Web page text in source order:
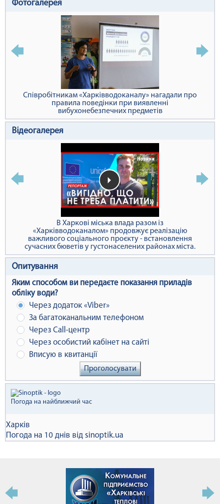
Фотогалерея
Співробітникам «Харківводоканалу» нагадали про
правила поведінки при виявленні
вибухонебезпечних предметів
Відеогалерея
В Харкові міська влада разом із
«Харківводоканалом» продовжує реалізацію
важливого соціального проєкту - встановлення
сучасних бюветів у густонаселених районах міста.
Опитування
Яким способом ви передаєте показання приладів
обліку води?
Через додаток «Viber»
За багатоканальним телефоном
Через Сall-центр
Через особистий кабінет на сайті
Вписую в квитанції
Проголосувати
Погода на найближчий час
Харків
Погода на 10 днів від sinoptik.ua